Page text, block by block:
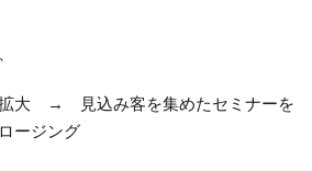
拡大 → 見込み客を集めたセミナーを
ージング